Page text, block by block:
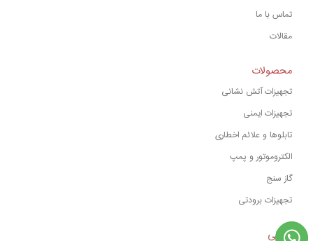
تماس با ما
مقالات
محصولات
تجهیزات آتش نشانی
تجهیزات ایمنی
تابلوها و علائم اخطاری
الکتروموتور و پمپ
گاز سنج
تجهیزات برودتی
نشانی